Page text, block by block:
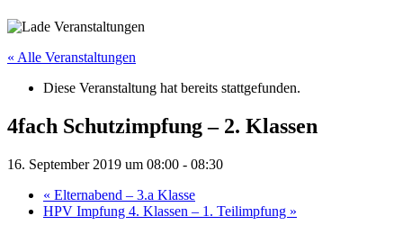
« Alle Veranstaltungen
Diese Veranstaltung hat bereits stattgefunden.
4fach Schutzimpfung – 2. Klassen
16. September 2019 um 08:00 - 08:30
« Elternabend – 3.a Klasse
HPV Impfung 4. Klassen – 1. Teilimpfung »